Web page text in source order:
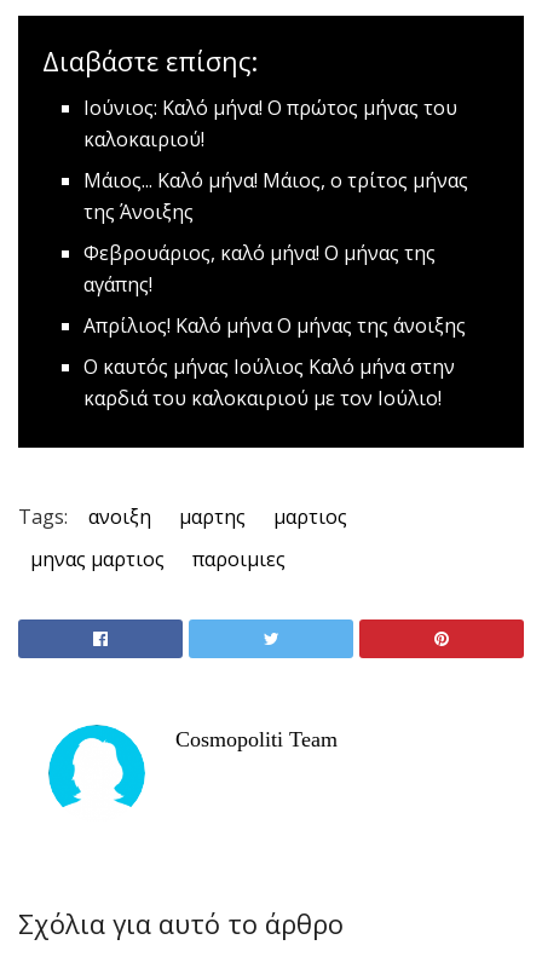
Διαβάστε επίσης:
Ιούνιος: Kαλό μήνα! Ο πρώτος μήνας του
καλοκαιριού!
Μάιος... Καλό μήνα! Μάιος, ο τρίτος μήνας
της Άνοιξης
Φεβρουάριος, καλό μήνα! Ο μήνας της
αγάπης!
Απρίλιος! Καλό μήναΟ μήνας της άνοιξης
O καυτός μήνας Ιούλιος Καλό μήνα στην
καρδιά του καλοκαιριού με τον Ιούλιο!
Tags: ανοιξη μαρτης
μαρτιος
μηνας μαρτιος
παροιμιες
Cosmopoliti Team
Σχόλια για αυτό το άρθρο